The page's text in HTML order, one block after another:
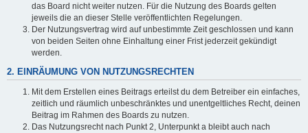
das Board nicht weiter nutzen. Für die Nutzung des Boards gelten
jeweils die an dieser Stelle veröffentlichten Regelungen.
Der Nutzungsvertrag wird auf unbestimmte Zeit geschlossen und kann
von beiden Seiten ohne Einhaltung einer Frist jederzeit gekündigt
werden.
2. EINRÄUMUNG VON NUTZUNGSRECHTEN
Mit dem Erstellen eines Beitrags erteilst du dem Betreiber ein einfaches,
zeitlich und räumlich unbeschränktes und unentgeltliches Recht, deinen
Beitrag im Rahmen des Boards zu nutzen.
Das Nutzungsrecht nach Punkt 2, Unterpunkt a bleibt auch nach